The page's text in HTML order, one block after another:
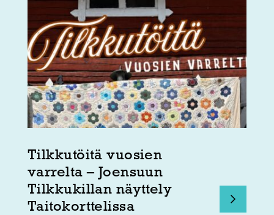
Tilkkutöitä vuosien
varrelta – Joensuun
Tilkkukillan näyttely
Taitokorttelissa